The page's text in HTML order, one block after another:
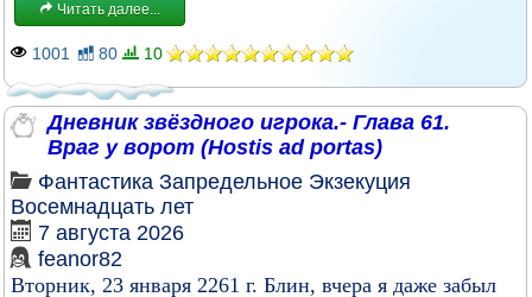
Читать далее...
1001 80 10
Дневник звёздного игрока.- Глава 61.
Враг у ворот (Hostis ad portas)
Фантастика Запредельное Экзекуция
Восемнадцать лет
7 августа 2026
feanor82
Вторник, 23 января 2261 г. Блин, вчера я даже забыл